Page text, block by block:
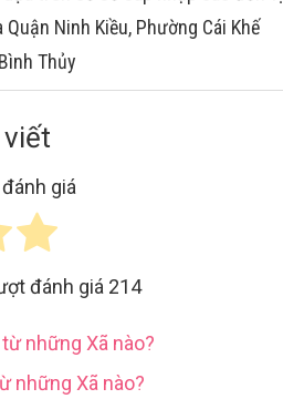
Ninh Kiều, Phường Cái Khế
Thủy
giá
đánh giá 214
những Xã nào?
những Xã nào?